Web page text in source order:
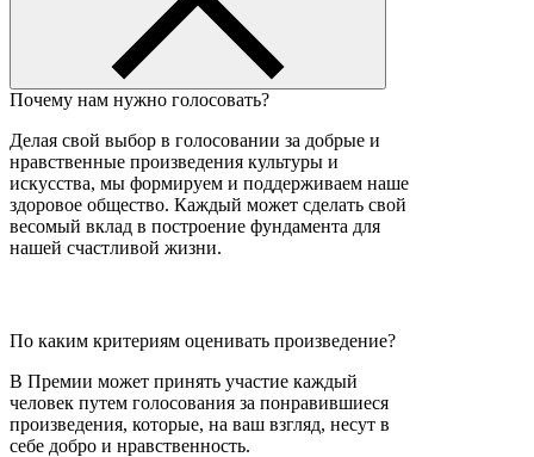
Почему нам нужно голосовать?
Делая свой выбор в голосовании за добрые и
нравственные произведения культуры и
искусства, мы формируем и поддерживаем наше
здоровое общество. Каждый может сделать свой
весомый вклад в построение фундамента для
нашей счастливой жизни.
По каким критериям оценивать произведение?
В Премии может принять участие каждый
человек путем голосования за понравившиеся
произведения, которые, на ваш взгляд, несут в
себе добро и нравственность.